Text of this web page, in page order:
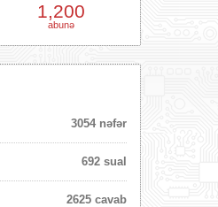
1,200
abunə
3054 nəfər
692 sual
2625 cavab